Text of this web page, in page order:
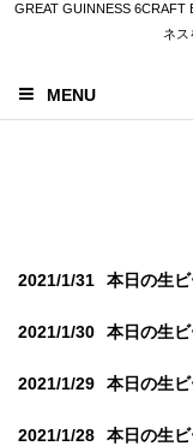
GREAT GUINNESS 6CRAFT
ネス
MENU
2021/1/31 本日の生
2021/1/30 本日の生
2021/1/29 本日の生
2021/1/28 本日の生